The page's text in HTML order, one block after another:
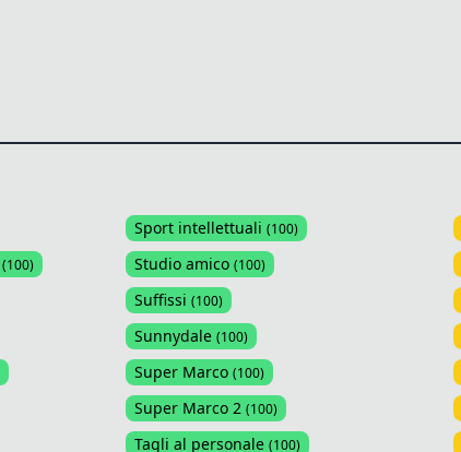
(100)
Sport intellettuali (100)
Studio amico (100)
Suffissi (100)
Sunnydale (100)
Super Marco (100)
Super Marco 2 (100)
Tagli al personale (100)